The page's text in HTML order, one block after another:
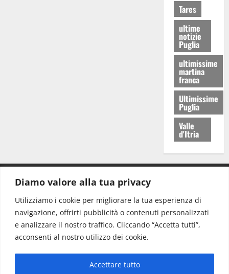
Diamo valore alla tua privacy
Utilizziamo i cookie per migliorare la tua esperienza di
navigazione, offrirti pubblicità o contenuti personalizzati
e analizzare il nostro traffico. Cliccando “Accetta tutti”,
acconsenti al nostro utilizzo dei cookie.
Accettare tutto
Tares
ultime
notizie
Puglia
ultimissime
martina
franca
Ultimissime
Puglia
Valle
d'Itria
Redazione: redazione@www.martinasera.it
Direttore:direttore@www.martinasera.it
Info & Commerciale:info@www.martinasera.it